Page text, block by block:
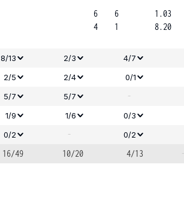
6
4
6
1
1.03
8.20
8/13 2/3
4/7
2/5 2/4
0/1
5/7 5/7 -
1/9 1/6
0/3
0/2 - 0/2
16/49 10/20 4/13